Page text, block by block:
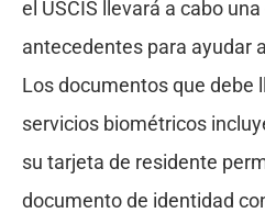
el USCIS llevará a cabo
antecedentes para ayudar
Los documentos que debe
servicios biométricos
su tarjeta de residente
documento de identidad